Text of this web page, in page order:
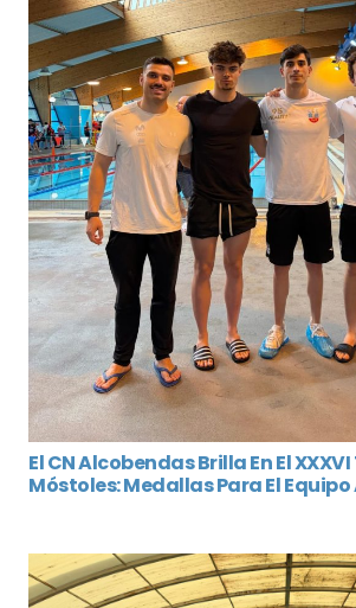
El CN Alcobendas Brilla En El
Móstoles: Medallas Para El